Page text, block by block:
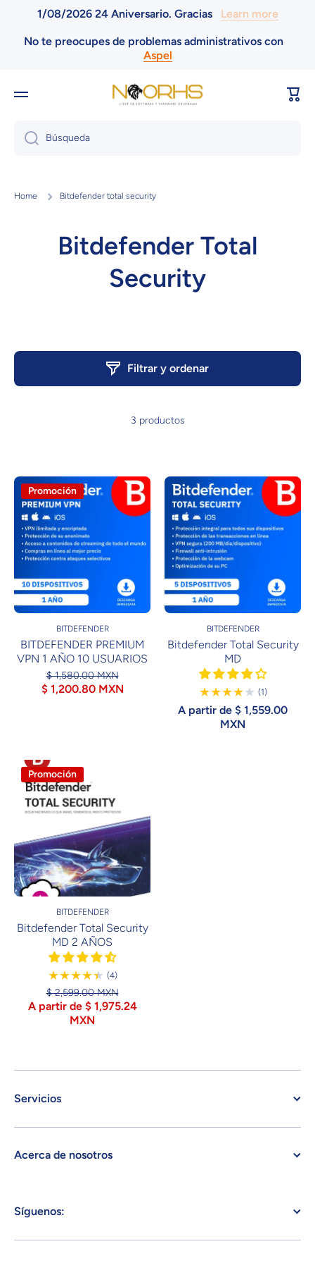
Ir directamente al contenido
1/08/2026 24 Aniversario. Gracias Learn more
No te preocupes de problemas administrativos con
Aspel
Búsqueda
Home Bitdefender total security
Bitdefender Total
Security
Filtrar y ordenar
3 productos
Promoción
BITDEFENDER
BITDEFENDER PREMIUM
VPN 1 AÑO 10 USUARIOS
$ 1,580.00 MXN
$ 1,200.80 MXN
BITDEFENDER
Bitdefender Total Security
MD
(1)
A partir de $ 1,559.00
MXN
Promoción
BITDEFENDER
Bitdefender Total Security
MD 2 AÑOS
(4)
$ 2,599.00 MXN
A partir de $ 1,975.24
MXN
Servicios
Acerca de nosotros
Síguenos: